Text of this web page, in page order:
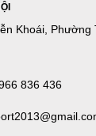
Khoái,
836 436